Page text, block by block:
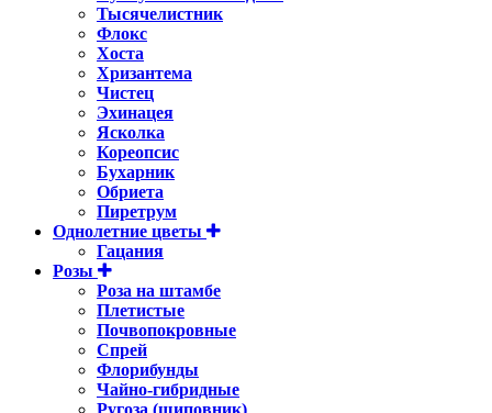
Тысячелистник
Флокс
Хоста
Хризантема
Чистец
Эхинацея
Ясколка
Кореопсис
Бухарник
Обриета
Пиретрум
Однолетние цветы
Гацания
Розы
Роза на штамбе
Плетистые
Почвопокровные
Спрей
Флорибунды
Чайно-гибридные
Ругоза (шиповник)